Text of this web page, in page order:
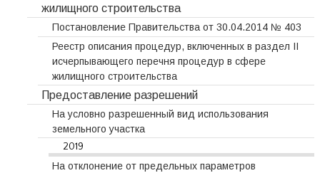
жилищного строительства
Постановление Правительства от 30.04.2014 № 403
Реестр описания процедур, включенных в раздел II
исчерпывающего перечня процедур в сфере
жилищного строительства
Предоставление разрешений
На условно разрешенный вид использования
земельного участка
2019
На отклонение от предельных параметров